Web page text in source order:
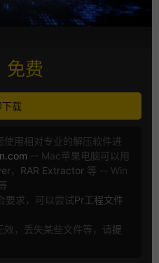
免费
载
用相对专业的解压软件进
-- Mac苹果电脑可以用
， RAR Extractor 等 -- Win
求，可以尝试Pr工程文件
，丢失某些文件等，请提